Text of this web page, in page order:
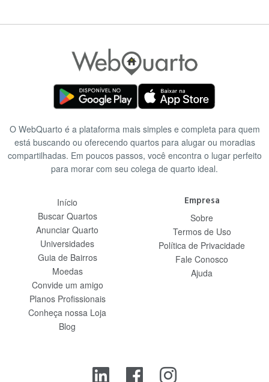
O WebQuarto é a plataforma mais simples e completa para quem
está buscando ou oferecendo quartos para alugar ou moradias
compartilhadas. Em poucos passos, você encontra o lugar perfeito
para morar com seu colega de quarto ideal.
Início
Buscar Quartos
Anunciar Quarto
Universidades
Guia de Bairros
Moedas
Convide um amigo
Planos Profissionais
Conheça nossa Loja
Blog
Empresa
Sobre
Termos de Uso
Política de Privacidade
Fale Conosco
Ajuda